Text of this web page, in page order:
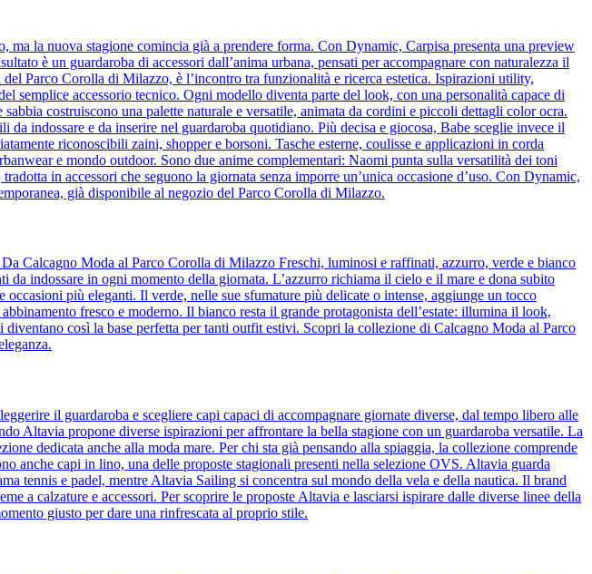
la nuova stagione comincia già a prendere forma. Con Dynamic, Carpisa presenta una preview
è un guardaroba di accessori dall’anima urbana, pensati per accompagnare con naturalezza il
Parco Corolla di Milazzo, è l’incontro tra funzionalità e ricerca estetica. Ispirazioni utility,
semplice accessorio tecnico. Ogni modello diventa parte del look, con una personalità capace di
costruiscono una palette naturale e versatile, animata da cordini e piccoli dettagli color ocra.
indossare e da inserire nel guardaroba quotidiano. Più decisa e giocosa, Babe sceglie invece il
riconoscibili zaini, shopper e borsoni. Tasche esterne, coulisse e applicazioni in corda
e mondo outdoor. Sono due anime complementari: Naomi punta sulla versatilità dei toni
in accessori che seguono la giornata senza imporre un’unica occasione d’uso. Con Dynamic,
già disponibile al negozio del Parco Corolla di Milazzo.
Calcagno Moda al Parco Corolla di Milazzo Freschi, luminosi e raffinati, azzurro, verde e bianco
indossare in ogni momento della giornata. L’azzurro richiama il cielo e il mare e dona subito
più eleganti. Il verde, nelle sue sfumature più delicate o intense, aggiunge un tocco
fresco e moderno. Il bianco resta il grande protagonista dell’estate: illumina il look,
così la base perfetta per tanti outfit estivi. Scopri la collezione di Calcagno Moda al Parco
il guardaroba e scegliere capi capaci di accompagnare giornate diverse, dal tempo libero alle
Altavia propone diverse ispirazioni per affrontare la bella stagione con un guardaroba versatile. La
dedicata anche alla moda mare. Per chi sta già pensando alla spiaggia, la collezione comprende
anche capi in lino, una delle proposte stagionali presenti nella selezione OVS. Altavia guarda
tennis e padel, mentre Altavia Sailing si concentra sul mondo della vela e della nautica. Il brand
a calzature e accessori. Per scoprire le proposte Altavia e lasciarsi ispirare dalle diverse linee della
giusto per dare una rinfrescata al proprio stile.